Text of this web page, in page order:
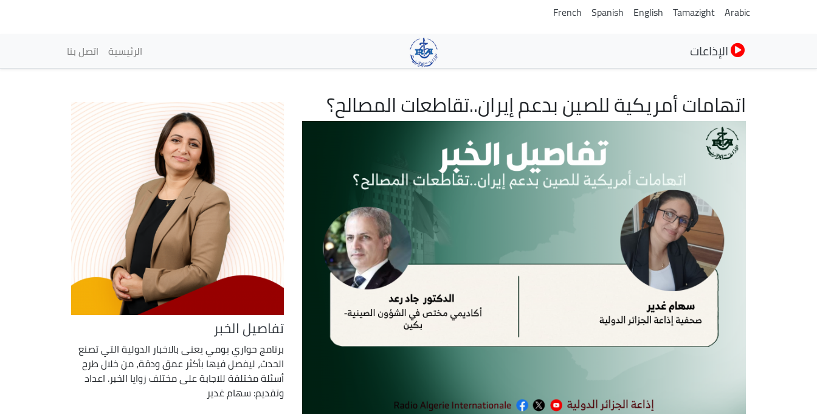
Arabic
Tamazight
English
Spanish
French
الإذاعات principale
الرئيسية اتصل بنا
اتهامات أمريكية للصين بدعم إيران..تقاطعات المصالح؟
الصورة
تفاصيل الخبر
برنامج حواري يومي يعنى بالاخبار الدولية التي تصنع
الحدث، ليفصل فيها بأكثر عمق ودقة، من خلال طرح
أسئلة مختلفة للاجابة على مختلف زوايا الخبر. اعداد
وتقديم: سهام غدير